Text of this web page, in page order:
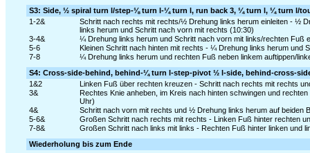
S3: Side, ½ spiral turn l/step-⅛ turn l-¼ turn l, run back 3, ¼ turn l, ¼ turn l/
1-2&
Schritt nach rechts mit rechts/½ Drehung links herum einleiten - ½
links herum und Schritt nach vorn mit rechts (10:30)
3-4&
¼ Drehung links herum und Schritt nach vorn mit links/rechten Fuß
5-6
Kleinen Schritt nach hinten mit rechts - ¼ Drehung links herum und
7-8
¼ Drehung links herum und rechten Fuß neben linkem auftippen/
S4: Cross-side-behind, behind-¼ turn l-step-pivot ½ l-side, behind-cross-
1&2
Linken Fuß über rechten kreuzen - Schritt nach rechts mit rechts
3&
Rechtes Knie anheben, im Kreis nach hinten schwingen und
Uhr)
4&
Schritt nach vorn mit rechts und ½ Drehung links herum auf beiden
5-6&
Großen Schritt nach rechts mit rechts - Linken Fuß hinter rechten
7-8&
Großen Schritt nach links mit links - Rechten Fuß hinter linken und
Wiederholung bis zum Ende